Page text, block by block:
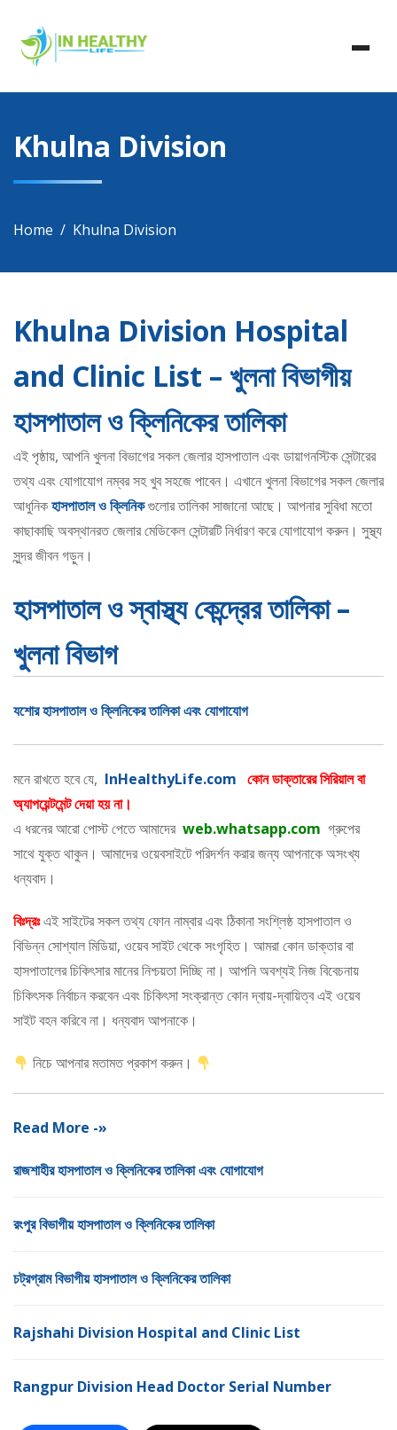
content
In Healthy Life
In Healthy Life, Healthy Life, Health Life, Doctor List,
Doctor Listing
Khulna Division
Home Khulna Division
Khulna Division Hospital
and Clinic List – খুলনা বিভাগীয়
হাসপাতাল ও ক্লিনিকের তালিকা
এই পৃষ্ঠায়, আপনি খুলনা বিভাগের সকল জেলার হাসপাতাল এবং ডায়াগনস্টিক সেন্টারের
তথ্য এবং যোগাযোগ নম্বর সহ খুব সহজে পাবেন। এখানে খুলনা বিভাগের সকল জেলার
আধুনিকহাসপাতাল ও ক্লিনিকগুলোর তালিকা সাজানো আছে। আপনার সুবিধা মতো
কাছাকাছি অবস্থানরত জেলার মেডিকেল সেন্টারটি নির্ধারণ করে যোগাযোগ করুন। সুস্থ্য
সুন্দর জীবন গড়ুন।
হাসপাতাল ও স্বাস্থ্য কেন্দ্রের তালিকা –
খুলনা বিভাগ
যশোর হাসপাতাল ও ক্লিনিকের তালিকা এবং যোগাযোগ
মনে রাখতে হবে যে, InHealthyLife.com কোন ডাক্তারের সিরিয়াল বা
অ্যাপয়েন্টমেন্ট দেয়া হয় না।
এ ধরনের আরো পোস্ট পেতে আমাদের web.whatsapp.com গ্রুপের
সাথে যুক্ত থাকুন। আমাদের ওয়েবসাইটে পরিদর্শন করার জন্য আপনাকে অসংখ্য
ধন্যবাদ।
বিঃদ্রঃএই সাইটের সকল তথ্য ফোন নাম্বার এবং ঠিকানা সংশ্লিষ্ঠ হাসপাতাল ও
বিভিন্ন সোশ্যাল মিডিয়া, ওয়েব সাইট থেকে সংগৃহিত। আমরা কোন ডাক্তার বা
হাসপাতালের চিকিৎসার মানের নিশ্চয়তা দিচ্ছি না। আপনি অবশ্যই নিজ বিবেচনায়
চিকিৎসক নির্বাচন করবেন এবং চিকিৎসা সংক্রান্ত কোন দ্বায়-দ্বায়িত্ব এই ওয়েব
সাইট বহন করিবে না। ধন্যবাদ আপনাকে।
নিচে আপনার মতামত প্রকাশ করুন।
Read More -»
রাজশাহীর হাসপাতাল ও ক্লিনিকের তালিকা এবং যোগাযোগ
রংপুর বিভাগীয় হাসপাতাল ও ক্লিনিকের তালিকা
চট্রগ্রাম বিভাগীয় হাসপাতাল ও ক্লিনিকের তালিকা
Rajshahi Division Hospital and Clinic List
Rangpur Division Head Doctor Serial Number